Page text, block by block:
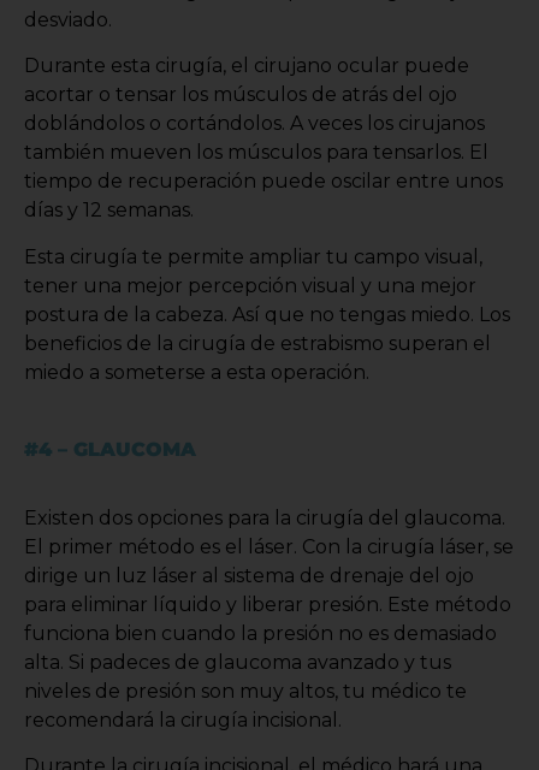
desviado.
Durante esta cirugía, el cirujano ocular puede
acortar o tensar los músculos de atrás del ojo
doblándolos o cortándolos. A veces los cirujanos
también mueven los músculos para tensarlos. El
tiempo de recuperación puede oscilar entre unos
días y 12 semanas.
Esta cirugía te permite ampliar tu campo visual,
tener una mejor percepción visual y una mejor
postura de la cabeza. Así que no tengas miedo. Los
beneficios de la cirugía de estrabismo superan el
miedo a someterse a esta operación.
#4 – GLAUCOMA
Existen dos opciones para la cirugía del glaucoma.
El primer método es el láser. Con la cirugía láser, se
dirige un luz láser al sistema de drenaje del ojo
para eliminar líquido y liberar presión. Este método
funciona bien cuando la presión no es demasiado
alta. Si padeces de glaucoma avanzado y tus
niveles de presión son muy altos, tu médico te
recomendará la cirugía incisional.